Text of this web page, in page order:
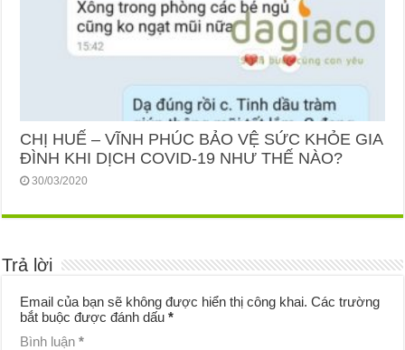
CHỊ HUẾ – VĨNH PHÚC BẢO VỆ SỨC KHỎE GIA
ĐÌNH KHI DỊCH COVID-19 NHƯ THẾ NÀO?
30/03/2020
Trả lời
Email của bạn sẽ không được hiển thị công khai. Các trường
bắt buộc được đánh dấu*
Bình luận*